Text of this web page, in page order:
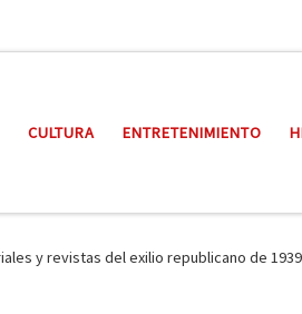
CULTURA ENTRETENIMIENTO
y revistas del exilio republicano de 1939